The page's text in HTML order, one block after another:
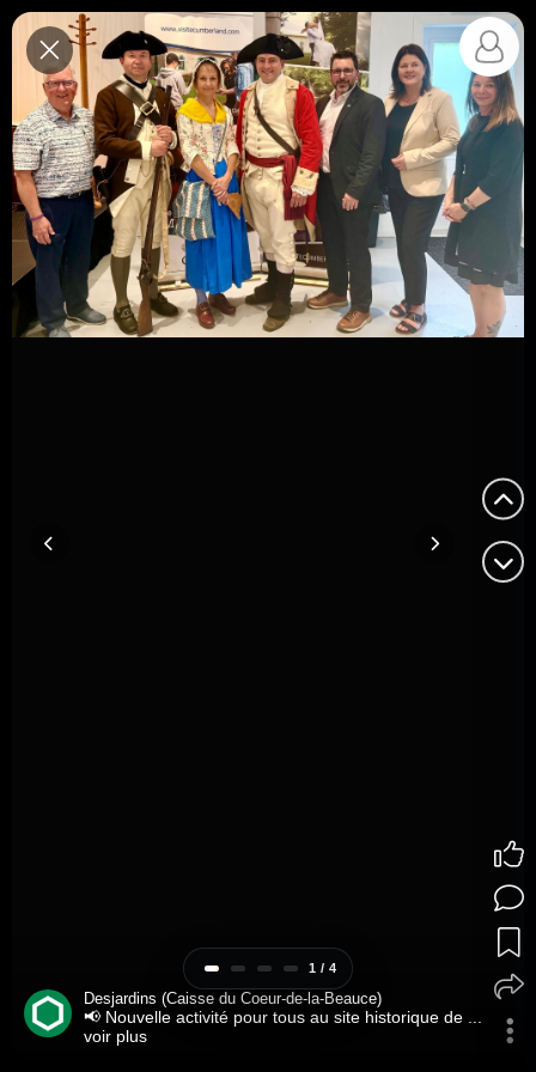
1 / 4
Desjardins (Caisse du Coeur-de-la-Beauce)
📢 Nouvelle activité pour tous au site historique de ...
voir plus